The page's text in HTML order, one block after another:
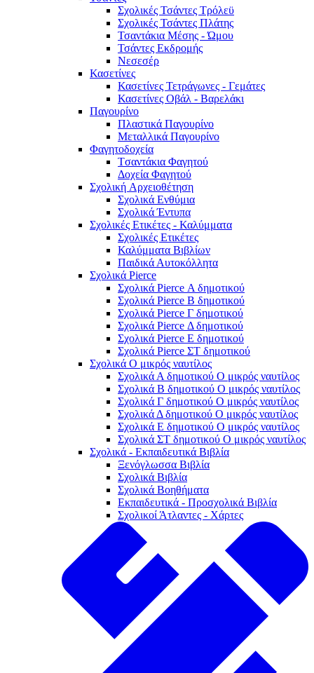
Σχολικές Τσάντες Τρόλεϋ
Σχολικές Τσάντες Πλάτης
Τσαντάκια Μέσης - Ώμου
Τσάντες Εκδρομής
Νεσεσέρ
Κασετίνες
Κασετίνες Τετράγωνες - Γεμάτες
Κασετίνες Οβάλ - Βαρελάκι
Παγουρίνo
Πλαστικά Παγουρίνo
Μεταλλικά Παγουρίνo
Φαγητοδοχεία
Tσαντάκια Φαγητού
Δοχεία Φαγητού
Σχολική Aρχειοθέτηση
Σχολικά Ενθύμια
Σχολικά Έντυπα
Σχολικές Ετικέτες - Καλύμματα
Σχολικές Ετικέτες
Καλύμματα Βιβλίων
Παιδικά Αυτοκόλλητα
Σχολικά Pierce
Σχολικά Pierce Α δημοτικού
Σχολικά Pierce Β δημοτικού
Σχολικά Pierce Γ δημοτικού
Σχολικά Pierce Δ δημοτικού
Σχολικά Pierce Ε δημοτικού
Σχολικά Pierce ΣΤ δημοτικού
Σχολικά Ο μικρός ναυτίλος
Σχολικά Α δημοτικού Ο μικρός ναυτίλος
Σχολικά Β δημοτικού Ο μικρός ναυτίλος
Σχολικά Γ δημοτικού Ο μικρός ναυτίλος
Σχολικά Δ δημοτικού Ο μικρός ναυτίλος
Σχολικά Ε δημοτικού Ο μικρός ναυτίλος
Σχολικά ΣΤ δημοτικού Ο μικρός ναυτίλος
Σχολικά - Εκπαιδευτικά Βιβλία
Ξενόγλωσσα Βιβλία
Σχολικά Βιβλία
Σχολικά Βοηθήματα
Εκπαιδευτικά - Προσχολικά Βιβλία
Σχολικοί Άτλαντες - Χάρτες